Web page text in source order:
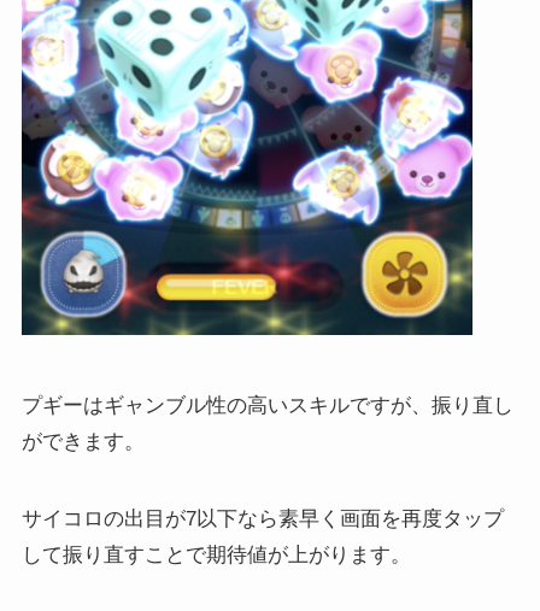
プギーはギャンブル性の高いスキルですが、振り直し
ができます。
サイコロの出目が7以下なら素早く画面を再度タップ
して振り直すことで期待値が上がります。